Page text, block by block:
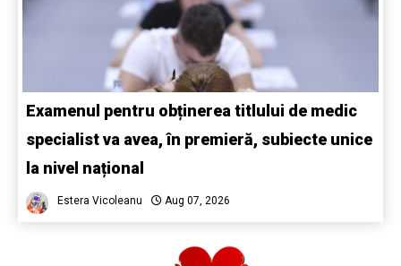
Examenul pentru obținerea titlului de medic
specialist va avea, în premieră, subiecte unice
la nivel național
Estera Vicoleanu Aug 07, 2026